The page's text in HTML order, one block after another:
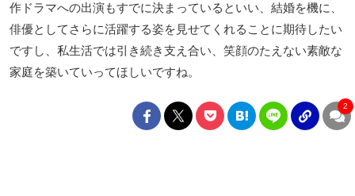
作ドラマへの出演もすでに決まっているといい、結婚を機に、
俳優としてさらに活躍する姿を見せてくれることに期待したい
ですし、私生活では引き続き支え合い、笑顔のたえない素敵な
家庭を築いていってほしいですね。
2